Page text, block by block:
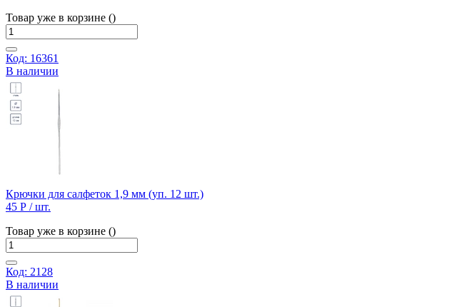
Товар уже в корзине ()
Код: 16361
В наличии
Крючки для салфеток 1,9 мм (уп. 12 шт.)
45 Р / шт.
Товар уже в корзине ()
Код: 2128
В наличии